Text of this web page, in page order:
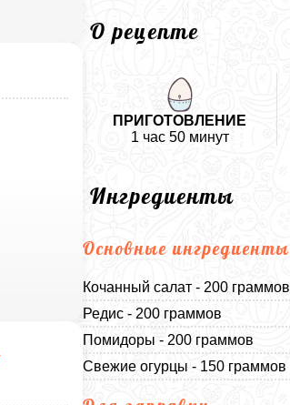
О рецепте
ПРИГОТОВЛЕНИЕ
1 час 50 минут
Ингредиенты
Основные ингредиенты
Кочанный салат - 200 граммов
Редис - 200 граммов
Помидоры - 200 граммов
Свежие огурцы - 150 граммов